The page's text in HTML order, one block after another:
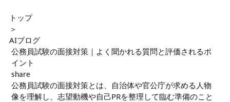
トップ
＞
AIブログ
公務員試験の面接対策｜よく聞かれる質問と評価されるポ
イント
share
公務員試験の面接対策とは、自治体や官公庁が求める人物
像を理解し、志望動機や自己PRを整理して臨む準備のこと